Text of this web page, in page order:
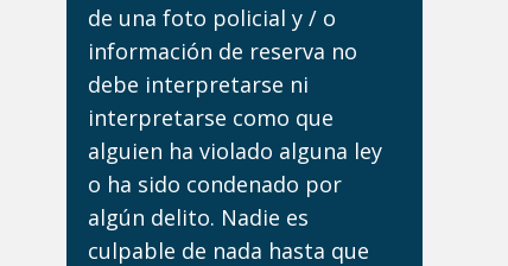
de una foto policial y / o
información de reserva no
debe interpretarse ni
interpretarse como que
alguien ha violado alguna ley
o ha sido condenado por
algún delito. Nadie es
culpable de nada hasta que